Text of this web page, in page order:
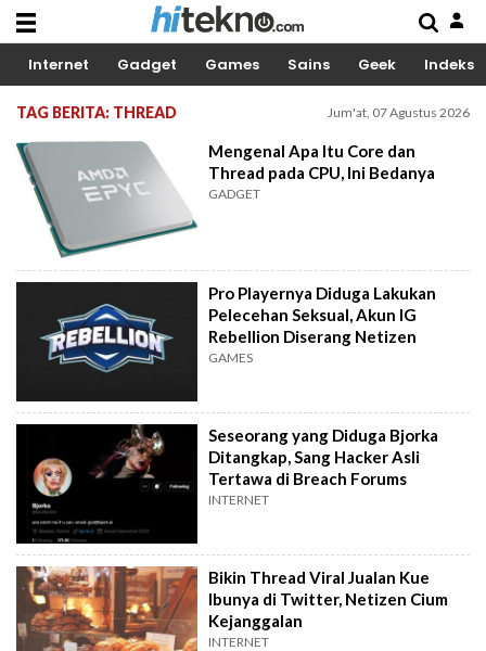
Internet Gadget Games Sains Geek Indeks
TAG BERITA: THREAD Jum'at, 07 Agustus 2026
Mengenal Apa Itu Core dan
Thread pada CPU, Ini Bedanya
GADGET
Pro Playernya Diduga Lakukan
Pelecehan Seksual, Akun IG
Rebellion Diserang Netizen
GAMES
Seseorang yang Diduga Bjorka
Ditangkap, Sang Hacker Asli
Tertawa di Breach Forums
INTERNET
Bikin Thread Viral Jualan Kue
Ibunya di Twitter, Netizen Cium
Kejanggalan
INTERNET